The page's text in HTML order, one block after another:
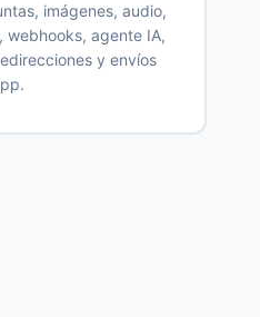
imágenes, audio,
webhooks, agente IA,
y envíos